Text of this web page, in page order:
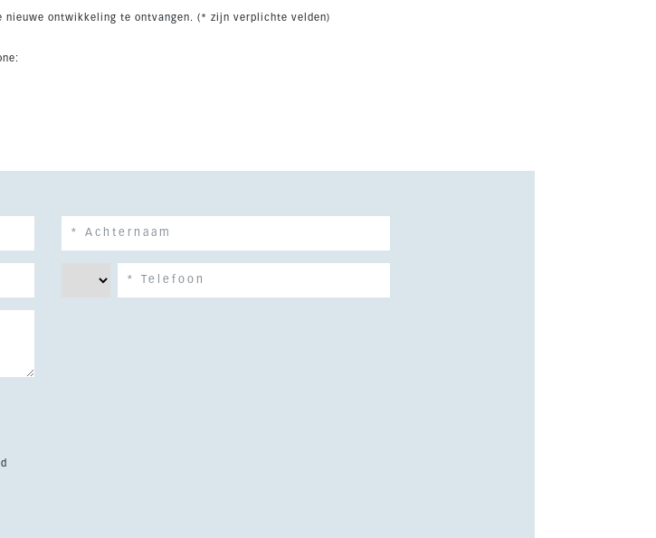
nieuwe ontwikkeling te ontvangen. (* zijn verplichte velden)